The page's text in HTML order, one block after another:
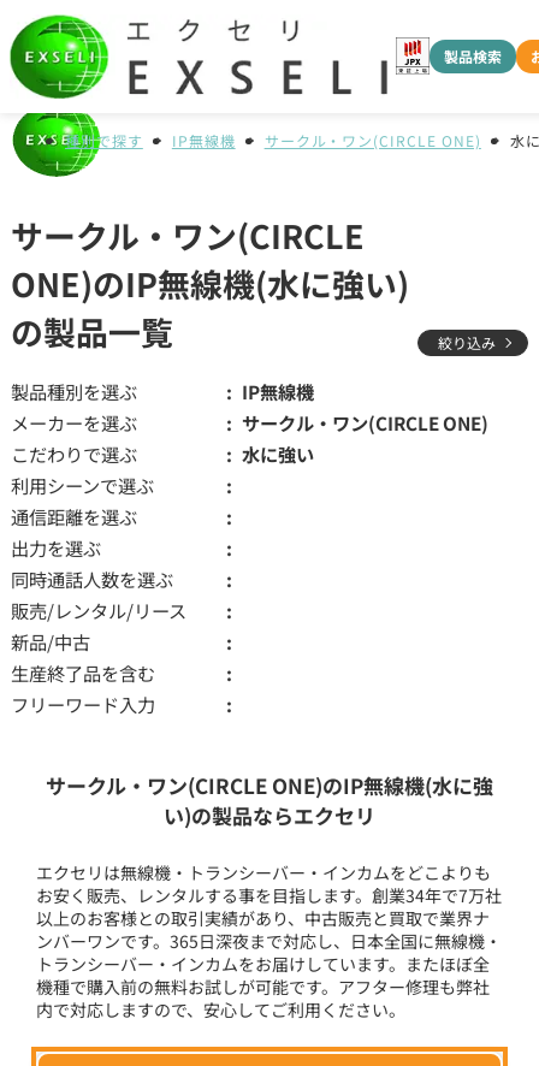
製品検索
種別で探す IP無線機 サークル・ワン(CIRCLE ONE) 水
サークル・ワン(CIRCLE
ONE)のIP無線機(水に強い)
の製品一覧
絞り込み
製品種別を選ぶ
IP無線機
メーカーを選ぶ
サークル・ワン(CIRCLE ONE)
こだわりで選ぶ
水に強い
利用シーンで選ぶ
通信距離を選ぶ
出力を選ぶ
同時通話人数を選ぶ
販売/レンタル/リース
新品/中古
生産終了品を含む
フリーワード入力
サークル・ワン(CIRCLE ONE)のIP無線機(水に強
い)の製品ならエクセリ
エクセリは無線機・トランシーバー・インカムをどこよりも
お安く販売、レンタルする事を目指します。創業34年で7万社
以上のお客様との取引実績があり、中古販売と買取で業界ナ
ンバーワンです。365日深夜まで対応し、日本全国に無線機・
トランシーバー・インカムをお届けしています。またほぼ全
機種で購入前の無料お試しが可能です。アフター修理も弊社
内で対応しますので、安心してご利用ください。